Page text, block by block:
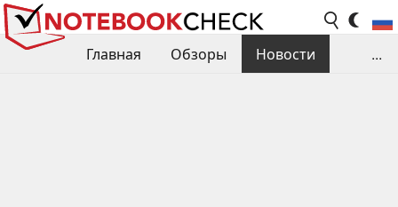
Главная Обзоры
Новости
...